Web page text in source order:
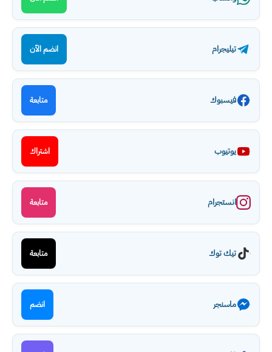
تيليجرام انضم الآن
فيسبوك متابعة
يوتيوب اشتراك
انستجرام متابعة
تيك توك متابعة
ماسنجر انضم